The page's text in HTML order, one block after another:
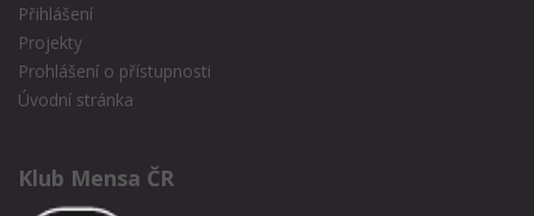
Přihlášení
Projekty
Prohlášení o přístupnosti
Úvodní stránka
Klub Mensa ČR